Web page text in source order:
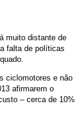
muito distante de
falta de políticas
ciclomotores e não
afirmarem o
– cerca de 10%